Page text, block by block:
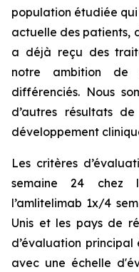
population étudiée
actuelle des patients,
a déjà reçu des
notre ambition de
différenciés. Nous
d’autres résultats
développement
Les critères
semaine 24 chez
l’amlitelimab 1x/4
Unis et les pays de
d’évaluation
avec une échelle